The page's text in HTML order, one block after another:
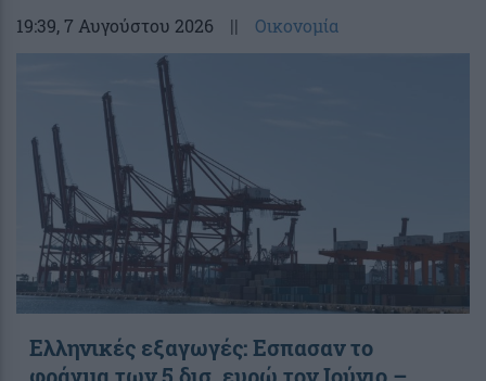
19:39, 7 Αυγούστου 2026 || Οικονομία
Ελληνικές εξαγωγές: Εσπασαν το